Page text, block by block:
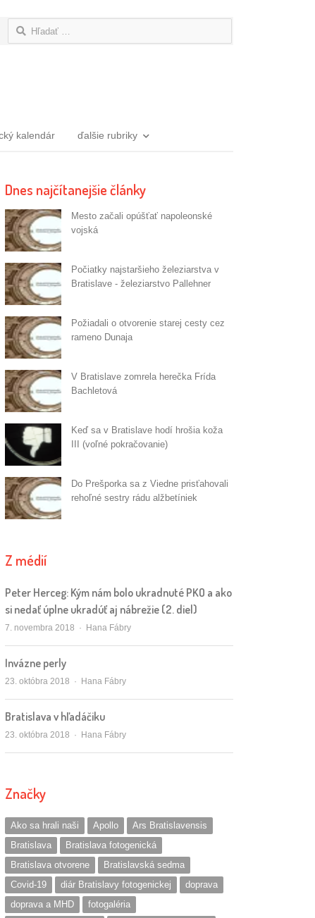
Hľadať:
kalendár ďalšie rubriky
Dnes najčítanejšie články
Mesto začali opúšťať napoleonské
vojská
Počiatky najstaršieho železiarstva v
Bratislave - železiarstvo Pallehner
Požiadali o otvorenie starej cesty cez
rameno Dunaja
V Bratislave zomrela herečka Frída
Bachletová
Keď sa v Bratislave hodí hrošia koža
III (voľné pokračovanie)
Do Prešporka sa z Viedne prisťahovali
rehoľné sestry rádu alžbetíniek
Z médií
Peter Herceg: Kým nám bolo ukradnuté PKO a ako
si nedať úplne ukradúť aj nábrežie (2. diel)
7. novembra 2018 Autor/ka
Hana Fábry
Invázne perly
23. októbra 2018 Autor/ka
Hana Fábry
Bratislava v hľadáčiku
23. októbra 2018 Autor/ka
Hana Fábry
Značky
Ako sa hrali naši Apollo
Ars Bratislavensis
Bratislava
Bratislava fotogenická
Bratislava otvorene
Bratislavská sedma
Covid-19
diár Bratislavy fotogenickej
doprava
doprava a MHD
fotogaléria